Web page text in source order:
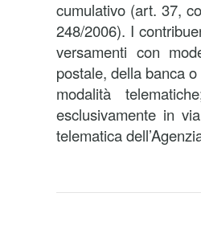
cumulativo (art. 37,
248/2006). I
versamenti con
postale, della banca
modalità
esclusivamente in
telematica